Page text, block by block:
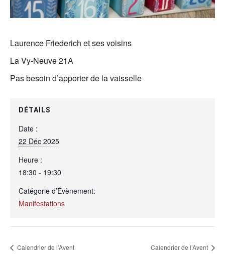
Laurence Friederich et ses voisins
La Vy-Neuve 21A
Pas besoin d’apporter de la vaisselle
DÉTAILS
Date :
22 Déc 2025
Heure :
18:30 - 19:30
Catégorie d’Évènement:
Manifestations
Calendrier de l’Avent Calendrier de l’Avent